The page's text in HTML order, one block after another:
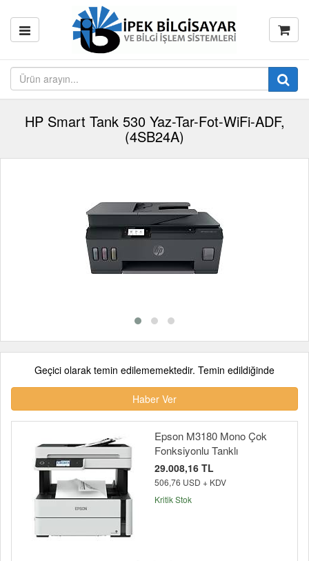
HP Smart Tank 530 Yaz-Tar-Fot-WiFi-ADF,
(4SB24A)
Geçici olarak temin edilememektedir. Temin edildiğinde
Haber Ver
Epson M3180 Mono Çok
Fonksiyonlu Tanklı
29.008,16 TL
506,76 USD + KDV
Kritik Stok